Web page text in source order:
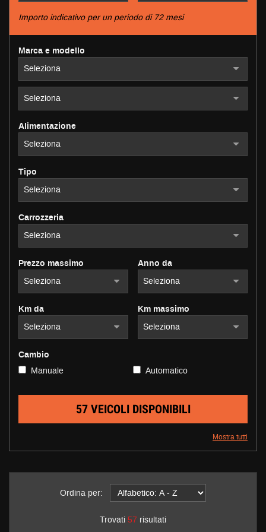
AREA COMMERCIANTI
Importo indicativo per un periodo di 72 mesi
Marca e modello
Alimentazione
Tipo
Carrozzeria
Prezzo massimo Anno da
Km da Km massimo
Cambio
Manuale Automatico
57 VEICOLI DISPONIBILI
Mostra tutti
Ordina per:
Trovati 57 risultati
tracciamento
che
offrire
funzionalità
e
svolgere
le
attività
di
seguito
descritte.
Per
ottenere
maggiori
informazioni
sull'utilità
sul
di
questi
tracciamento
rimanda
cookie
policy.
rivedere
scelte